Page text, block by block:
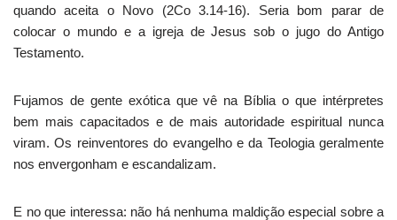
quando aceita o Novo (2Co 3.14-16). Seria bom parar de
colocar o mundo e a igreja de Jesus sob o jugo do Antigo
Testamento.
Fujamos de gente exótica que vê na Bíblia o que intérpretes
bem mais capacitados e de mais autoridade espiritual nunca
viram. Os reinventores do evangelho e da Teologia geralmente
nos envergonham e escandalizam.
E no que interessa: não há nenhuma maldição especial sobre a